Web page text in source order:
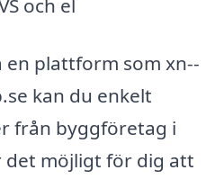
och el
en plattform som xn--
kan du enkelt
från byggföretag i
möjligt för dig att